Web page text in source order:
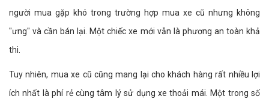
người mua gặp khó trong trường hợp mua xe cũ nhưng không
"ưng" và cần bán lại. Một chiếc xe mới vẫn là phương an toàn khả
thi.
Tuy nhiên, mua xe cũ cũng mang lại cho khách hàng rất nhiều lợi
ích nhất là phí rẻ cùng tâm lý sử dụng xe thoải mái. Một trong số